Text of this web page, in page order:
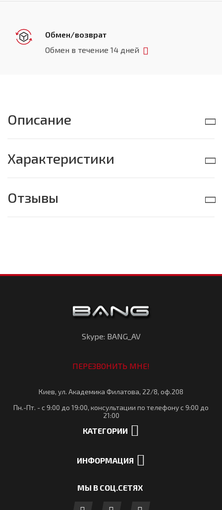
Обмен/возврат
Обмен в течение 14 дней
Описание
Характеристики
Отзывы
Skype: BANG_AV
ПЕРЕЗВОНИТЬ МНЕ!
Киев, ул. Академика Филатова, 22/8, оф.208
Пн.-Пт. - с 9:00 до 19:00, консультации по телефону с 9:00 до
21:00
КАТЕГОРИИ
ИНФОРМАЦИЯ
МЫ В СОЦ.СЕТЯХ